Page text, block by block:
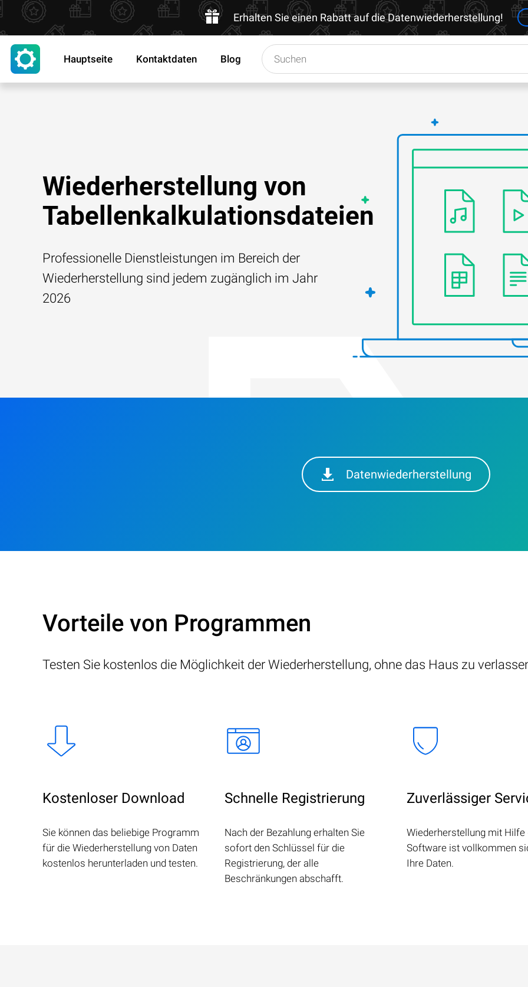
Erhalten Sie einen Rabatt auf die Datenwiederherstellung!
Hauptseite Kontaktdaten Blog
Wiederherstellung von
Tabellenkalkulationsdateien
Professionelle Dienstleistungen im Bereich der
Wiederherstellung sind jedem zugänglich im Jahr
2026
Datenwiederherstellung
Vorteile von Programmen
Testen Sie kostenlos die Möglichkeit der Wiederherstellung, ohne das Haus zu
Kostenloser Download
Sie können das beliebige Programm
für die Wiederherstellung von Daten
kostenlos herunterladen und testen.
Schnelle Registrierung
Nach der Bezahlung erhalten Sie
sofort den Schlüssel für die
Registrierung, der alle
Beschränkungen abschafft.
Zuverlässiger
Wiederherstellung mit Hilfe
Software ist vollkommen
Ihre Daten.